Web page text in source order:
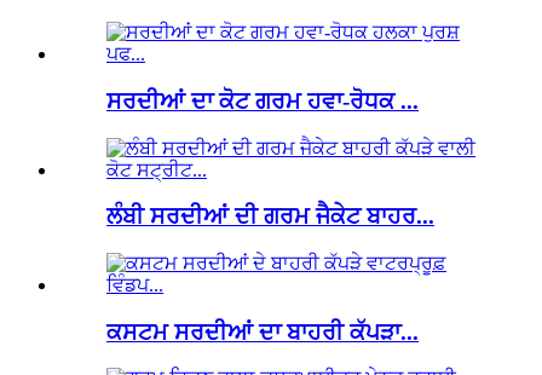
ਸਰਦੀਆਂ ਦਾ ਕੋਟ ਗਰਮ ਹਵਾ-ਰੋਧਕ ...
ਲੰਬੀ ਸਰਦੀਆਂ ਦੀ ਗਰਮ ਜੈਕੇਟ ਬਾਹਰ...
ਕਸਟਮ ਸਰਦੀਆਂ ਦਾ ਬਾਹਰੀ ਕੱਪੜਾ...